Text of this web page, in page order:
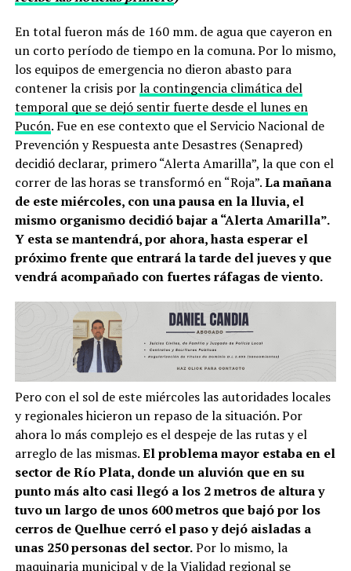
En total fueron más de 160 mm. de agua que cayeron en
un corto período de tiempo en la comuna. Por lo mismo,
los equipos de emergencia no dieron abasto para
contener la crisis porla contingencia climática del
temporal que se dejó sentir fuerte desde el lunes en
Pucón. Fue en ese contexto que el Servicio Nacional de
Prevención y Respuesta ante Desastres (Senapred)
decidió declarar, primero “Alerta Amarilla”, la que con el
correr de las horas se transformó en “Roja”.La mañana
de este miércoles, con una pausa en la lluvia, el
mismo organismo decidió bajar a “Alerta Amarilla”.
Y esta se mantendrá, por ahora, hasta esperar el
próximo frente que entrará la tarde del jueves y que
vendrá acompañado con fuertes ráfagas de viento.
Pero con el sol de este miércoles las autoridades locales
y regionales hicieron un repaso de la situación. Por
ahora lo más complejo es el despeje de las rutas y el
arreglo de las mismas.El problema mayor estaba en el
sector de Río Plata, donde un aluvión que en su
punto más alto casi llegó a los 2 metros de altura y
tuvo un largo de unos 600 metros que bajó por los
cerros de Quelhue cerró el paso y dejó aisladas a
unas 250 personas del sector.Por lo mismo, la
maquinaria municipal y de la Vialidad regional se